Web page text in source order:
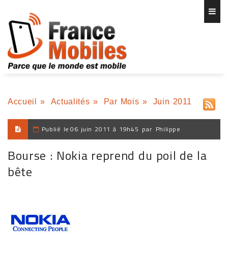
Accueil » Actualités » Par Mois » Juin 2011
Publié le 06 juin 2011 à 19h45 par Philippe
Bourse : Nokia reprend du poil de la
bête